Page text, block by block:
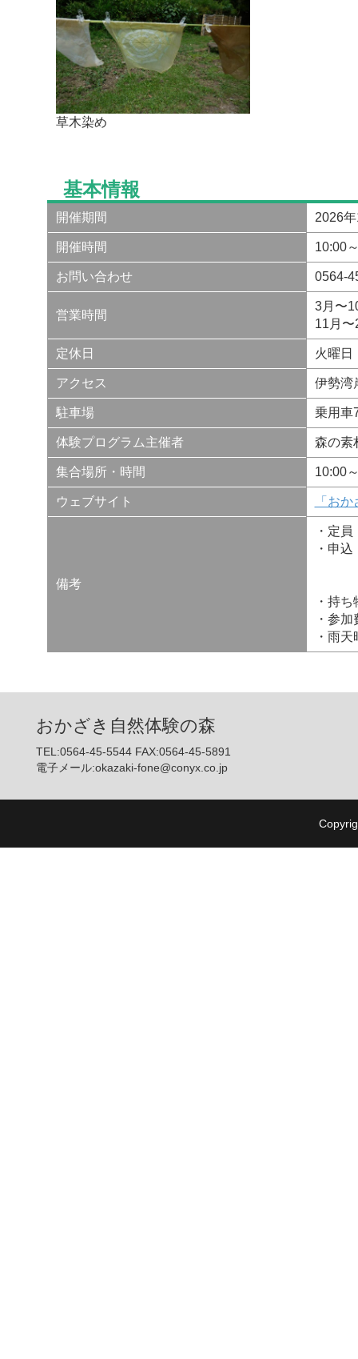
草木染め
基本情報
開催期間 2026
開催時間 10:00
お問い合わせ 0564-
営業時間
3月〜
11月
定休日 火曜日
アクセス 伊勢湾
駐車場 乗用車
体験プログラム主催者 森の素
集合場所・時間 10:00
ウェブサイト 「お
備考
・定
・申
・持
・参
・雨
おかざき自然体験の森
TEL:0564-45-5544 FAX:0564-45-5891
電子メール:okazaki-fone@conyx.co.jp